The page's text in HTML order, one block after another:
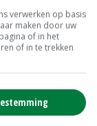
te hulp
match
verwerken op basis
maken door uw
of in het
of in te trekken